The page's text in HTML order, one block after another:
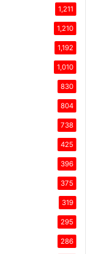
1,211
1,210
1,192
1,010
830
804
738
425
396
375
319
295
286